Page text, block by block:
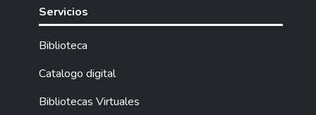
Servicios
Biblioteca
Catalogo digital
Bibliotecas Virtuales